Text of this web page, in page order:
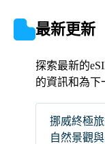
最新更新
探索最新的
的資訊和為下
挪威終極
自然景觀